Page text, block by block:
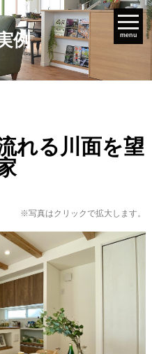
menu
例
れる川面を望
※写真はクリックで拡大します。